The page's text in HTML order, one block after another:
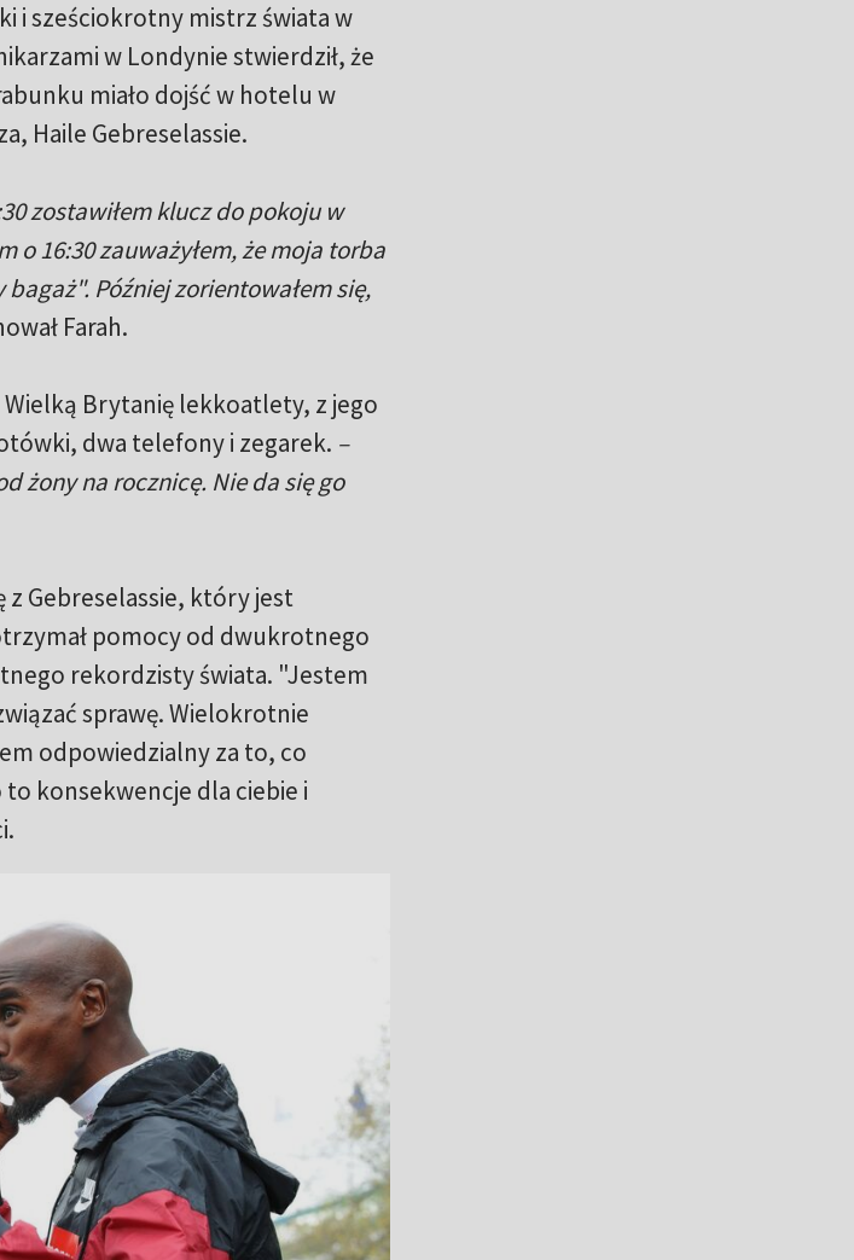
i sześciokrotny mistrz świata w
w Londynie stwierdził, że
miało dojść w hotelu w
Haile Gebreselassie.
zostawiłem klucz do pokoju w
o 16:30 zauważyłem, że moja torba
Później zorientowałem się,
Farah.
Brytanię lekkoatlety, z jego
dwa telefony i zegarek. –
żony na rocznicę. Nie da się go
Gebreselassie, który jest
pomocy od dwukrotnego
rekordzisty świata. "Jestem
sprawę. Wielokrotnie
odpowiedzialny za to, co
konsekwencje dla ciebie i